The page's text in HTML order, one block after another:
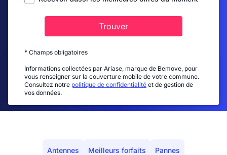
Trouver
* Champs obligatoires
Informations collectées par Ariase, marque de Bemove, pour
vous renseigner sur la couverture mobile de votre commune.
Consultez notre politique de confidentialité et de gestion de
vos données.
Antennes Meilleurs forfaits Pannes